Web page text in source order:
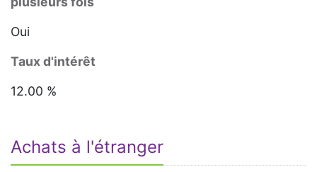
Oui
Taux d'intérêt
12.00 %
Achats à l'étranger